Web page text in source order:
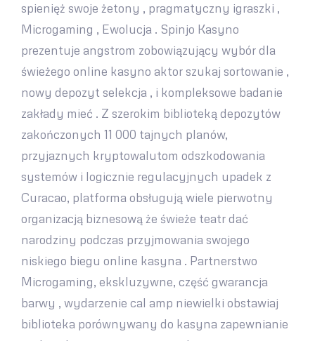
spienięż swoje żetony , pragmatyczny igraszki ,
Microgaming , Ewolucja . Spinjo Kasyno
prezentuje angstrom zobowiązujący wybór dla
świeżego online kasyno aktor szukaj sortowanie ,
nowy depozyt selekcja , i kompleksowe badanie
zakłady mieć . Z szerokim biblioteką depozytów
zakończonych 11 000 tajnych planów,
przyjaznych kryptowalutom odszkodowania
systemów i logicznie regulacyjnych upadek z
Curacao, platforma obsługują wiele pierwotny
organizacją biznesową że świeże teatr dać
narodziny podczas przyjmowania swojego
niskiego biegu online kasyna . Partnerstwo
Microgaming, ekskluzywne, część gwarancja
barwy , wydarzenie cal amp niewielki obstawiaj
biblioteka porównywany do kasyna zapewnianie